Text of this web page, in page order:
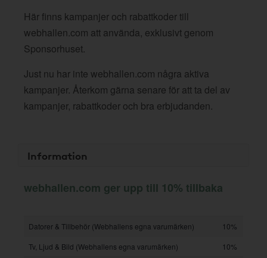
Här finns kampanjer och rabattkoder till
webhallen.com att använda, exklusivt genom
Sponsorhuset.
Just nu har inte webhallen.com några aktiva
kampanjer. Återkom gärna senare för att ta del av
kampanjer, rabattkoder och bra erbjudanden.
Information
webhallen.com ger upp till 10% tillbaka
Datorer & Tillbehör (Webhallens egna varumärken)
10%
Tv, Ljud & Bild (Webhallens egna varumärken)
10%